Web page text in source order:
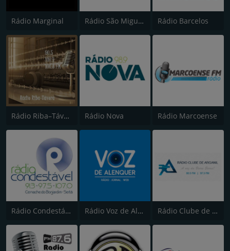
Rádio Marginal Rádio São Miguel 93.5 Rádio Barcelos
Rádio Riba–Távora Rádio Nova Rádio Marcoense
Rádio Condestável Rádio Voz de Alenquer Rádio Clube de Arganil